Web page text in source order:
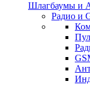
Шлагбаумы и
Радио и